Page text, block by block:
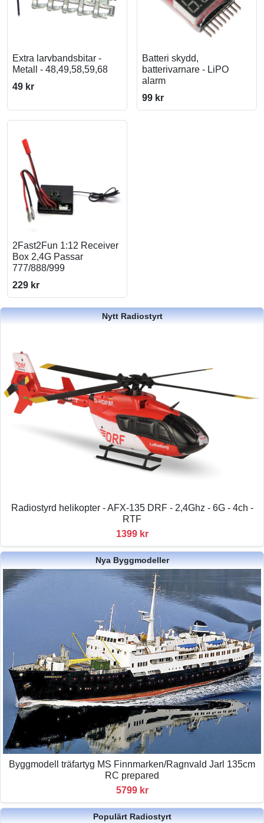
Extra larvbandsbitar -
Metall - 48,49,58,59,68
49 kr
Batteri skydd,
batterivarnare - LiPO
alarm
99 kr
2Fast2Fun 1:12 Receiver
Box 2,4G Passar
777/888/999
229 kr
Nytt Radiostyrt
Radiostyrd helikopter - AFX-135 DRF - 2,4Ghz - 6G - 4ch -
RTF
1399 kr
Nya Byggmodeller
Byggmodell träfartyg MS Finnmarken/Ragnvald Jarl 135cm
RC prepared
5799 kr
Populärt Radiostyrt